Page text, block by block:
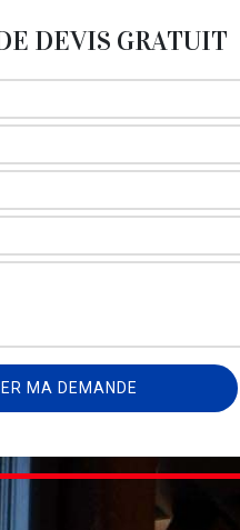
DEVIS GRATUIT